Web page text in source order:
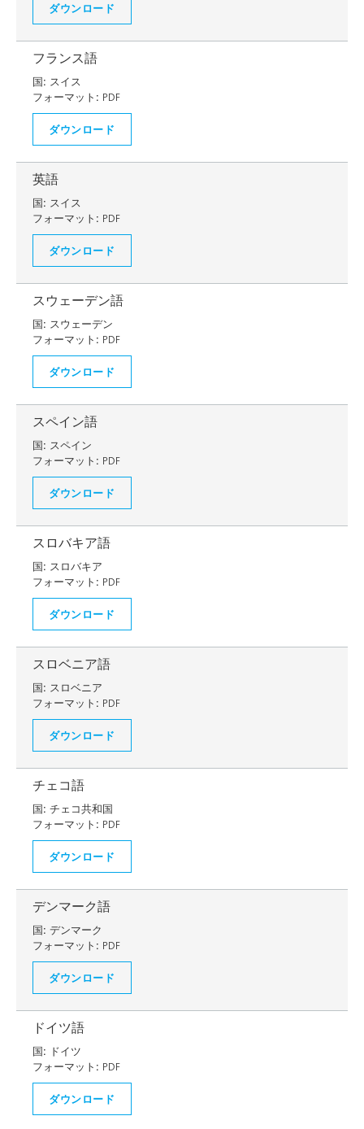
ダウンロード
フランス語
国: スイス
フォーマット: PDF
ダウンロード
英語
国: スイス
フォーマット: PDF
ダウンロード
スウェーデン語
国: スウェーデン
フォーマット: PDF
ダウンロード
スペイン語
国: スペイン
フォーマット: PDF
ダウンロード
スロバキア語
国: スロバキア
フォーマット: PDF
ダウンロード
スロベニア語
国: スロベニア
フォーマット: PDF
ダウンロード
チェコ語
国: チェコ共和国
フォーマット: PDF
ダウンロード
デンマーク語
国: デンマーク
フォーマット: PDF
ダウンロード
ドイツ語
国: ドイツ
フォーマット: PDF
ダウンロード